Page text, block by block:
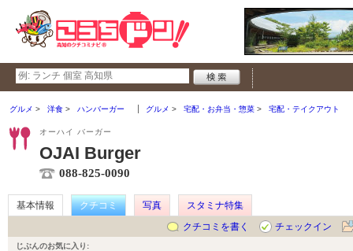
グルメ 洋食 ハンバーガー グルメ 宅配・お弁当・惣菜 宅配・テイクアウト
オーハイ バーガー
OJAI Burger
088-825-0090
基本情報 クチコミ 写真
スタミナ特集
クチコミを書く
チェックイン
じぶんのお気に入り: